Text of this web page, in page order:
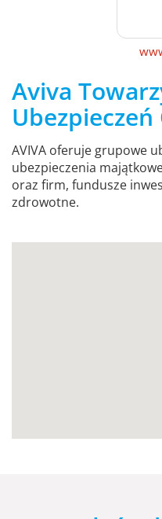
Aviva
AVIVA oferuje grupowe
ubezpieczenia
oraz firm, fundusze
zdrowotne.